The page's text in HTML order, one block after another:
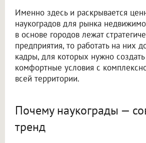
Именно здесь и раскрывается
наукоградов для рынка
в основе городов лежат
предприятия, то работать на них
кадры, для которых нужно
комфортные условия с
всей территории.
Почему наукограды —
тренд